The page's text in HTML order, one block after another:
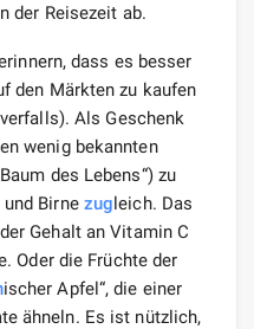
der Reisezeit ab.
dass es besser
den Märkten zu kaufen
Als Geschenk
wenig bekannten
des Lebens“) zu
Birne zugleich. Das
Gehalt an Vitamin C
Oder die Früchte der
ischer Apfel“, die einer
ähneln. Es ist nützlich,